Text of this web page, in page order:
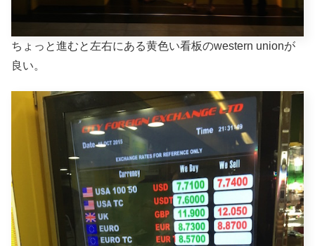
ちょっと進むと左右にある黄色い看板のwestern unionが
良い。